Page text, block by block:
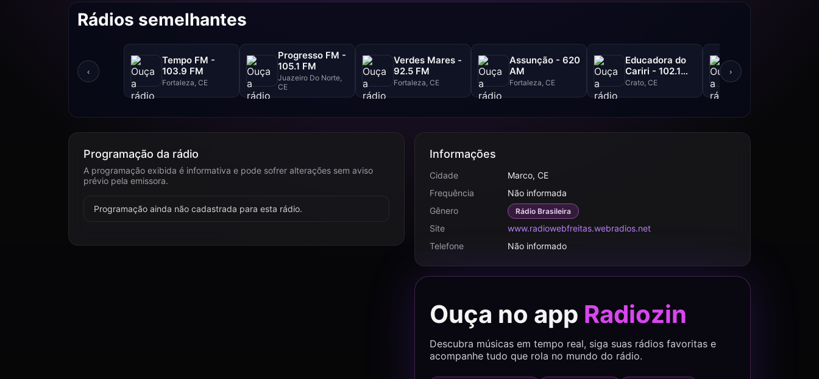
Rádios semelhantes
‹
Tempo FM -
103.9 FM
Fortaleza, CE
Progresso FM -
105.1 FM
Juazeiro Do Norte,
CE
Verdes Mares -
92.5 FM
Fortaleza, CE
Assunção - 620
AM
Fortaleza, CE
Educadora do
Cariri - 102.1
FM
Crato, CE
105.3 FM
›
Programação da rádio
A programação exibida é informativa e pode sofrer alterações sem aviso
prévio pela emissora.
Programação ainda não cadastrada para esta rádio.
Informações
Cidade
Marco, CE
Frequência
Não informada
Gênero
Rádio Brasileira
Site
www.radiowebfreitas.webradios.net
Telefone
Não informado
Ouça no app Radiozin
Descubra músicas em tempo real, siga suas rádios favoritas e
acompanhe tudo que rola no mundo do rádio.